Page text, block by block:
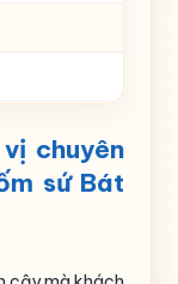
chuyên
sứ Bát